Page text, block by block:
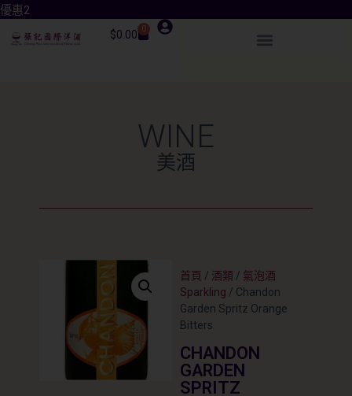
$0.00 0
WINE
美酒
首頁 / 酒類 / 氣泡酒
Sparkling / Chandon
Garden Spritz Orange
Bitters
CHANDON
GARDEN
SPRITZ